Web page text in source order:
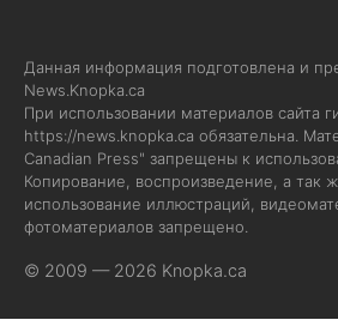
Данная информация подготовлена и
News.Knopka.ca
При использовании материалов сайта
https://news.knopka.ca обязательна.
Canadian Press" запрещены к
Копирование, воспроизведение, а так
использование иллюстраций,
фотоматериалов запрещено.
© 2009 — 2026 Knopka.ca